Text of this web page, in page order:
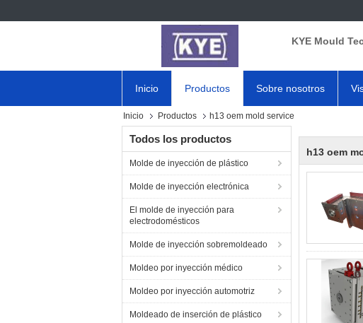
KYE Mould
Inicio Productos Sobre nosotros
Inicio Productos h13 oem mold service
Todos los productos
Molde de inyección de plástico
Molde de inyección electrónica
El molde de inyección para
electrodomésticos
Molde de inyección sobremoldeado
Moldeo por inyección médico
Moldeo por inyección automotriz
Moldeado de inserción de plástico
h13 oem